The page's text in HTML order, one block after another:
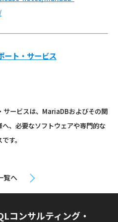
ート・サービス
ービスは、MariaDBおよびその関
、必要なソフトウェアや専門的な
す。
覧へ
コンサルティング・